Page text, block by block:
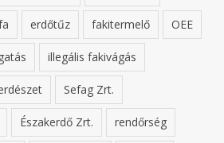
erdőtűz fakitermelő OEE
illegális fakivágás
Sefag Zrt.
Északerdő Zrt. rendőrség